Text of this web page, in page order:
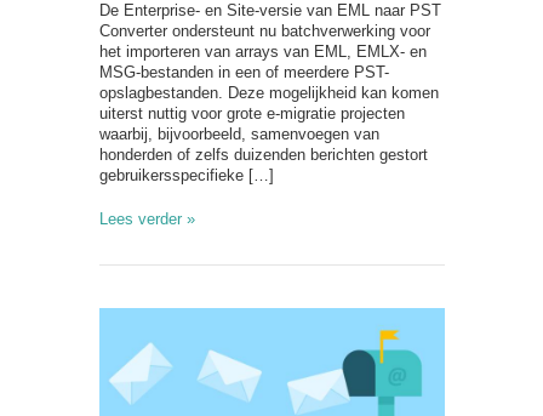
De Enterprise- en Site-versie van EML naar PST
Converter ondersteunt nu batchverwerking voor
het importeren van arrays van EML, EMLX- en
MSG-bestanden in een of meerdere PST-
opslagbestanden. Deze mogelijkheid kan komen
uiterst nuttig voor grote e-migratie projecten
waarbij, bijvoorbeeld, samenvoegen van
honderden of zelfs duizenden berichten gestort
gebruikersspecifieke […]
Lees verder »